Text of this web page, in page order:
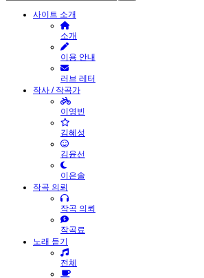
사이트 소개
소개
이용 안내
러브 레터
작사 / 작곡가
이영빈
김혜성
김윤선
이은솔
작곡 의뢰
작곡 의뢰
작곡료
노래 듣기
전체